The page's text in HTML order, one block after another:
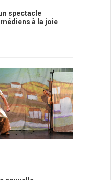
spectacle
à la joie